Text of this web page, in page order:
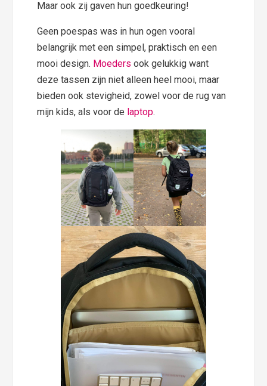
Maar ook zij gaven hun goedkeuring!
Geen poespas was in hun ogen vooral
belangrijk met een simpel, praktisch en een
mooi design. Moedersook gelukkig want
deze tassen zijn niet alleen heel mooi, maar
bieden ook stevigheid, zowel voor de rug van
mijn kids, als voor de laptop.